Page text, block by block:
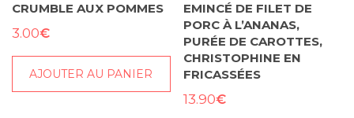
la
page
du
CRUMBLE AUX POMMES
3.00€
AJOUTER AU PANIER
EMINCÉ DE FILET DE
PORC À L’ANANAS,
PURÉE DE CAROTTES,
CHRISTOPHINE EN
FRICASSÉES
13.90€